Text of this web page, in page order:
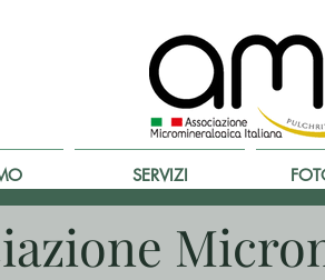
SERVIZI